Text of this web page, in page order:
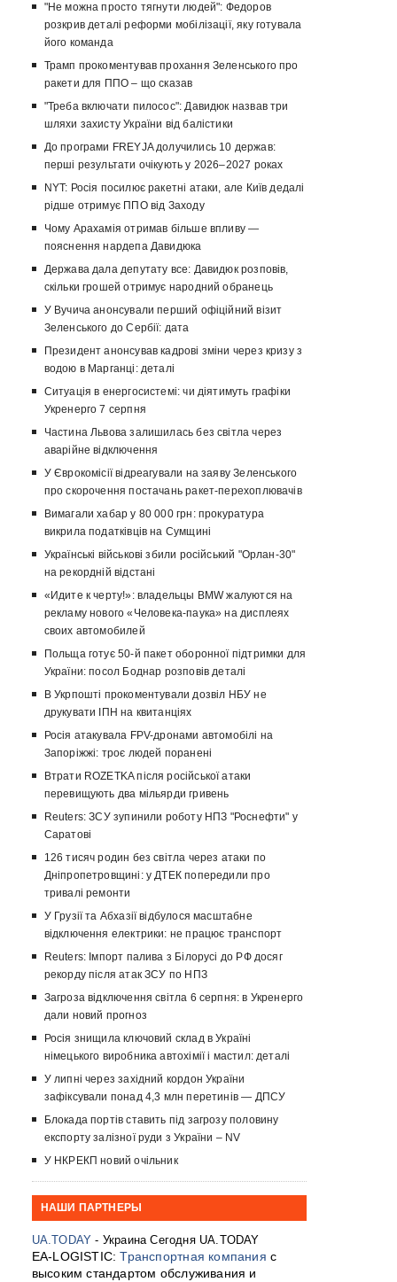
"Не можна просто тягнути людей": Федоров
розкрив деталі реформи мобілізації, яку готувала
його команда
Трамп прокоментував прохання Зеленського про
ракети для ППО – що сказав
"Треба включати пилосос": Давидюк назвав три
шляхи захисту України від балістики
До програми FREYJA долучились 10 держав:
перші результати очікують у 2026–2027 роках
NYT: Росія посилює ракетні атаки, але Київ дедалі
рідше отримує ППО від Заходу
Чому Арахамія отримав більше впливу —
пояснення нардепа Давидюка
Держава дала депутату все: Давидюк розповів,
скільки грошей отримує народний обранець
У Вучича анонсували перший офіційний візит
Зеленського до Сербії: дата
Президент анонсував кадрові зміни через кризу з
водою в Марганці: деталі
Ситуація в енергосистемі: чи діятимуть графіки
Укренерго 7 серпня
Частина Львова залишилась без світла через
аварійне відключення
У Єврокомісії відреагували на заяву Зеленського
про скорочення постачань ракет-перехоплювачів
Вимагали хабар у 80 000 грн: прокуратура
викрила податківців на Сумщині
Українські військові збили російський "Орлан-30"
на рекордній відстані
«Идите к черту!»: владельцы BMW жалуются на
рекламу нового «Человека-паука» на дисплеях
своих автомобилей
Польща готує 50-й пакет оборонної підтримки для
України: посол Боднар розповів деталі
В Укрпошті прокоментували дозвіл НБУ не
друкувати ІПН на квитанціях
Росія атакувала FPV-дронами автомобілі на
Запоріжжі: троє людей поранені
Втрати ROZETKA після російської атаки
перевищують два мільярди гривень
Reuters: ЗСУ зупинили роботу НПЗ "Роснефти" у
Саратові
126 тисяч родин без світла через атаки по
Дніпропетровщині: у ДТЕК попередили про
тривалі ремонти
У Грузії та Абхазії відбулося масштабне
відключення електрики: не працює транспорт
Reuters: Імпорт палива з Білорусі до РФ досяг
рекорду після атак ЗСУ по НПЗ
Загроза відключення світла 6 серпня: в Укренерго
дали новий прогноз
Росія знищила ключовий склад в Україні
німецького виробника автохімії і мастил: деталі
У липні через західний кордон України
зафіксували понад 4,3 млн перетинів — ДПСУ
Блокада портів ставить під загрозу половину
експорту залізної руди з України – NV
У НКРЕКП новий очільник
НАШИ ПАРТНЕРЫ
UA.TODAY - Украина Сегодня UA.TODAY
EA-LOGISTIC:Транспортная компания с
высоким стандартом обслуживания и